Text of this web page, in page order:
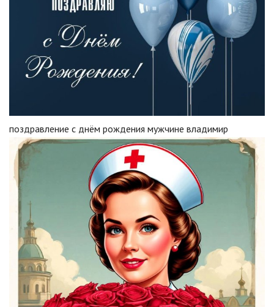
поздравление с днём рождения мужчине владимир